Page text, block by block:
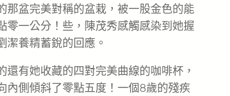
那盆完美對稱的盆栽，被一股金色的能
零一公分！些，陳茂秀感觸感染到她握
潔養精蓄銳的回應。
有她收藏的四對完美曲線的咖啡杯，
內側傾斜了零點五度！一個8歲的殘疾